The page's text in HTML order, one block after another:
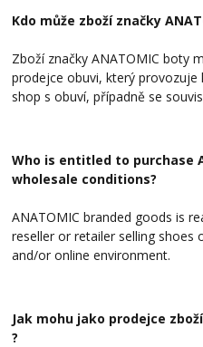
Kdo může zboží značky
Zboží značky ANATOMIC boty
prodejce obuvi, který
shop s obuví, případně se
Who is entitled to purchase
wholesale conditions?
ANATOMIC branded goods is
reseller or retailer selling shoes
and/or online environment.
Jak mohu jako prodejce
?